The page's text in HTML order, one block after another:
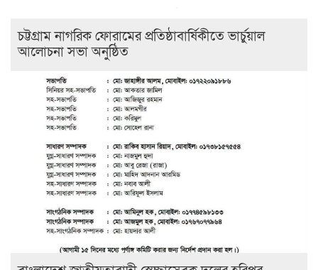
চট্টগ্রাম নাগরিক ফোরামের প্রতিষ্ঠাবার্ষিকীতে ভার্চুয়াল
আলোচনা সভা অনুষ্ঠিত